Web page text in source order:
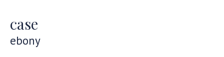
case
ebony